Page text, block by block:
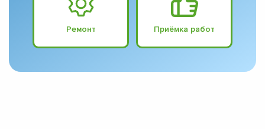
Ремонт Приёмка работ